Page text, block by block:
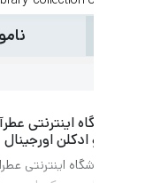
اینترنتی عطرآمین،
اورجینال
اینترنتی عطرامین با